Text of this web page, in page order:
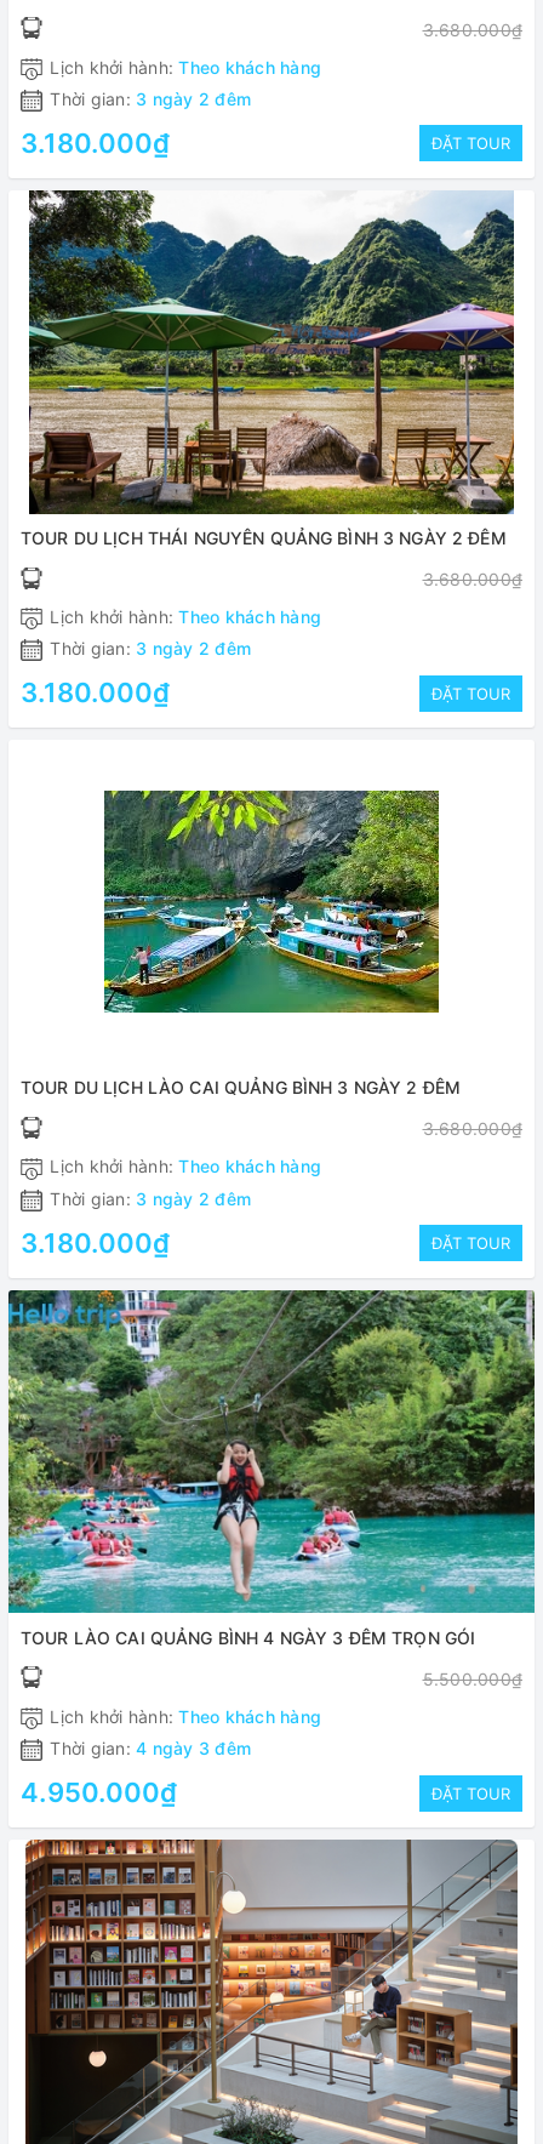
3.680.000₫
Lịch khởi hành:Theo khách hàng
Thời gian: 3 ngày 2 đêm
3.180.000₫ ĐẶT TOUR
TOUR DU LỊCH THÁI NGUYÊN QUẢNG BÌNH 3 NGÀY 2 ĐÊM
3.680.000₫
Lịch khởi hành:Theo khách hàng
Thời gian: 3 ngày 2 đêm
3.180.000₫ ĐẶT TOUR
TOUR DU LỊCH LÀO CAI QUẢNG BÌNH 3 NGÀY 2 ĐÊM
3.680.000₫
Lịch khởi hành:Theo khách hàng
Thời gian: 3 ngày 2 đêm
3.180.000₫ ĐẶT TOUR
TOUR LÀO CAI QUẢNG BÌNH 4 NGÀY 3 ĐÊM TRỌN GÓI
5.500.000₫
Lịch khởi hành:Theo khách hàng
Thời gian: 4 ngày 3 đêm
4.950.000₫ ĐẶT TOUR